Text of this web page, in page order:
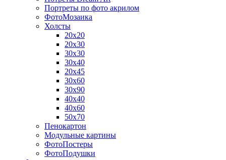
Портреты по фото акрилом
ФотоМозаика
Холсты
20х20
20х30
30х30
30х40
20х45
30х60
30х90
40х40
40х60
50х70
Пенокартон
Модульные картины
ФотоПостеры
ФотоПодушки